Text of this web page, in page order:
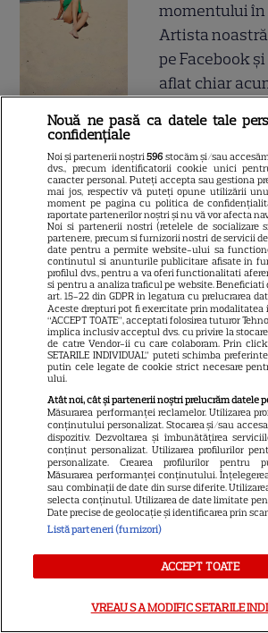
momentului în
Artista
pe Facebook
aflat chiar
întâmplat este
Atenție! Poți
stat dacă-ți
bunicii sau pe
din familie.
Cum trebuie
E oficial! Ce a
cu puțin timp
asta
Ultima oră /
un mesaj
ultima
Nouă ne pasă ca datele tale
confidențiale
Noi și partenerii noștri596 stocăm și/sau
dvs., precum identificatorii cookie unici
caracter personal. Puteți accepta sau gestiona
mai jos, respectiv vă puteți opune utilizării
moment pe pagina cu politica de
raportate partenerilor noștri și nu vă vor afecta
Noi si partenerii nostri (retelele de socializare
partenere, precum si furnizorii nostri de servicii
date pentru a permite website-ului sa
continutul si anunturile publicitare afisate in
profilul dvs., pentru a va oferi functionalitati
si pentru a analiza traficul pe website. Beneficiati
art. 15-22 din GDPR in legatura cu prelucrarea
Aceste drepturi pot fi exercitate prin
“ACCEPT TOATE”, acceptati folosirea tuturor
implica inclusiv acceptul dvs. cu privire la
de catre Vendor-ii cu care colaboram. Prin click
SETARILE INDIVIDUAL” puteti schimba
putin cele legate de cookie strict necesare
ului.
Atât noi, cât și partenerii noștri prelucrăm datele
Măsurarea performanței reclamelor. Utilizarea
conținutului personalizat. Stocarea și/sau
dispozitiv. Dezvoltarea și îmbunătățirea
conținut personalizat. Utilizarea profilurilor
personalizate. Crearea profilurilor pentru
Măsurarea performanței conținutului.
sau combinații de date din surse diferite.
selecta conținutul. Utilizarea de date limitate
Date precise de geolocație și identificarea prin
Listă parteneri (furnizori)
ACCEPT TOATE
VREAU SA MODIFIC SETARILE